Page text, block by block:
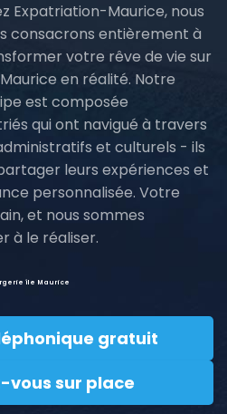
Expatriation-Maurice, nous
consacrons entièrement à
votre rêve de vie sur
en réalité. Notre
est composée
qui ont navigué à travers
et culturels - ils
leurs expériences et
personnalisée. Votre
et nous sommes
à le réaliser.
île Maurice
gratuit
vous sur place